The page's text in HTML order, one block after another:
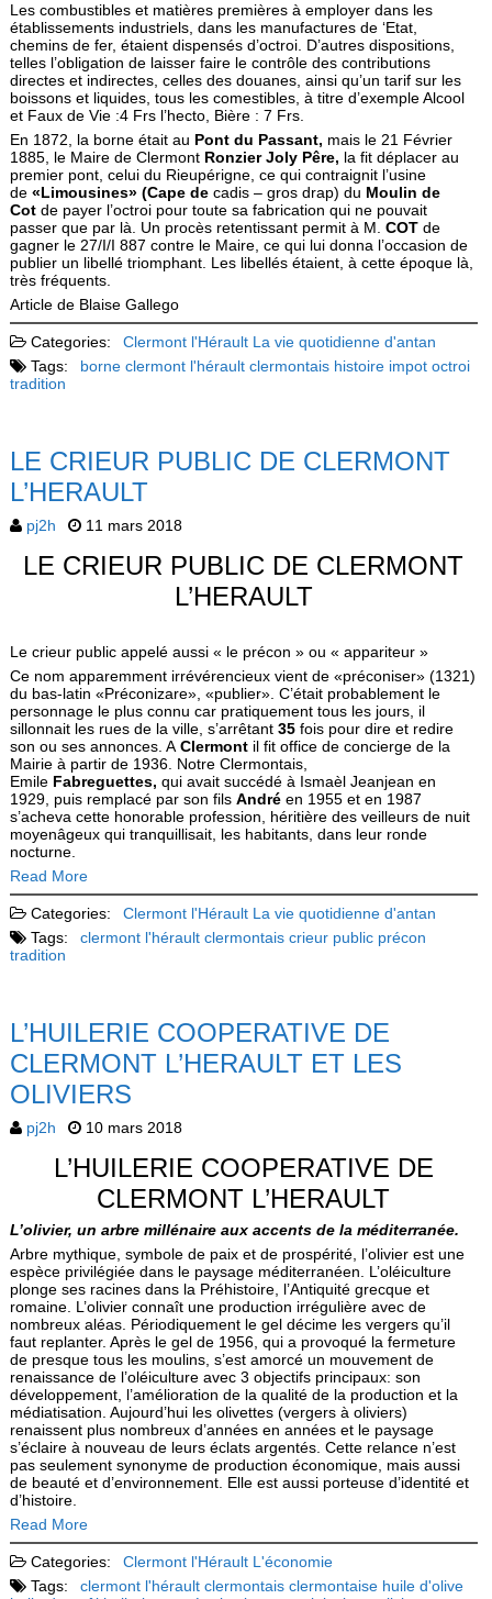
Les combustibles et matières premières à employer dans les
établissements industriels, dans les manufactures de ‘Etat,
chemins de fer, étaient dis­pensés d’octroi. D’autres dispositions,
telles l’obligation de laisser faire le contrôle des contributions
directes et indirectes, celles des douanes, ainsi qu’un tarif sur les
boissons et liquides, tous les comestibles, à titre d’exemple Alcool
et Faux de Vie :4 Frs l’hecto, Bière : 7 Frs.
En 1872, la borne était au Pont du Passant, mais le 21 Février
1885, le Maire de Clermont Ronzier Joly Pêre, la fit déplacer au
premier pont, celui du Rieupérigne, ce qui contraignit l’usine
de «Limousines» (Cape de cadis – gros drap) du Moulin de
Cot de payer l’octroi pour toute sa fabri­cation qui ne pouvait
passer que par là. Un procès retentissant permit à M. COT de
gagner le 27/I/I 887 contre le Maire, ce qui lui donna l’occasion de
publier un libellé triomphant. Les libellés étaient, à cette époque là,
très fréquents.
Article de Blaise Gallego
Categories: Clermont l'Hérault La vie quotidienne d'antan
Tags:
borne clermont l'hérault clermontais histoire impot octroi
tradition
LE CRIEUR PUBLIC DE CLERMONT
L’HERAULT
pj2h 11 mars 2018
LE CRIEUR PUBLIC DE CLERMONT
L’HERAULT
Le crieur public appelé aussi « le précon » ou « appariteur »
Ce nom apparemment irrévérencieux vient de «préconiser» (1321)
du bas-latin «Préconizare», «publier». C’était probablement le
personnage le plus connu car pratiquement tous les jours, il
sillonnait les rues de la ville, s’arrêtant 35 fois pour dire et redire
son ou ses annonces. A Clermont il fit office de concierge de la
Mairie à partir de 1936. Notre Clermontais,
Emile Fabreguettes, qui avait succédé à Ismaèl Jeanjean en
1929, puis remplacé par son fils André en 1955 et en 1987
s’acheva cette honorable profession, héritière des veilleurs de nuit
moyenâgeux qui tranquillisait, les habitants, dans leur ronde
nocturne.
Read More
Categories: Clermont l'Hérault La vie quotidienne d'antan
Tags:
clermont l'hérault clermontais crieur public précon
tradition
L’HUILERIE COOPERATIVE DE
CLERMONT L’HERAULT ET LES
OLIVIERS
pj2h 10 mars 2018
L’HUILERIE COOPERATIVE DE
CLERMONT L’HERAULT
L’olivier, un arbre millénaire aux accents de la méditerranée.
Arbre mythique, symbole de paix et de prospérité, l’olivier est une
espèce privilégiée dans le paysage méditerranéen. L’oléiculture
plonge ses racines dans la Préhistoire, l’Antiquité grecque et
romaine. L’olivier connaît une production irrégulière avec de
nombreux aléas. Périodiquement le gel décime les vergers qu’il
faut replanter. Après le gel de 1956, qui a provoqué la fermeture
de presque tous les moulins, s’est amorcé un mouvement de
renaissance de l’oléiculture avec 3 objectifs principaux: son
développement, l’amélioration de la qualité de la production et la
médiatisation. Aujourd’hui les olivettes (vergers à oliviers)
renaissent plus nombreux d’années en années et le paysage
s’éclaire à nouveau de leurs éclats argentés. Cette relance n’est
pas seulement synonyme de production économique, mais aussi
de beauté et d’environnement. Elle est aussi porteuse d’identité et
d’histoire.
Read More
Categories: Clermont l'Hérault L'économie
Tags:
clermont l'hérault clermontais clermontaise huile d'olive